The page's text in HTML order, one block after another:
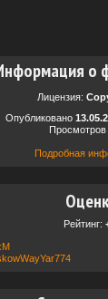
о
Лицензия:
Опубликовано
Подробная
Рейтинг: